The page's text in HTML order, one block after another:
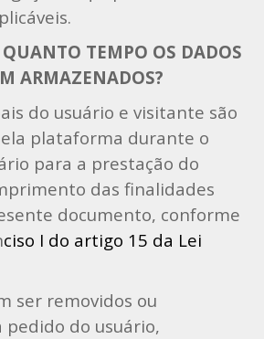
QUANTO TEMPO OS DADOS
ARMAZENADOS?
do usuário e visitante são
plataforma durante o
para a prestação do
das finalidades
documento, conforme
ciso I do artigo 15 da Lei
ser removidos ou
pedido do usuário,